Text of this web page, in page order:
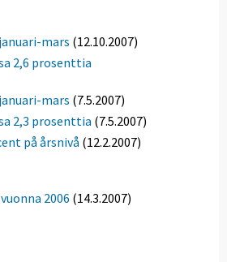
mars (12.10.2007)
2,6 prosenttia
mars (7.5.2007)
2,3 prosenttia (7.5.2007)
på årsnivå (12.2.2007)
2006 (14.3.2007)